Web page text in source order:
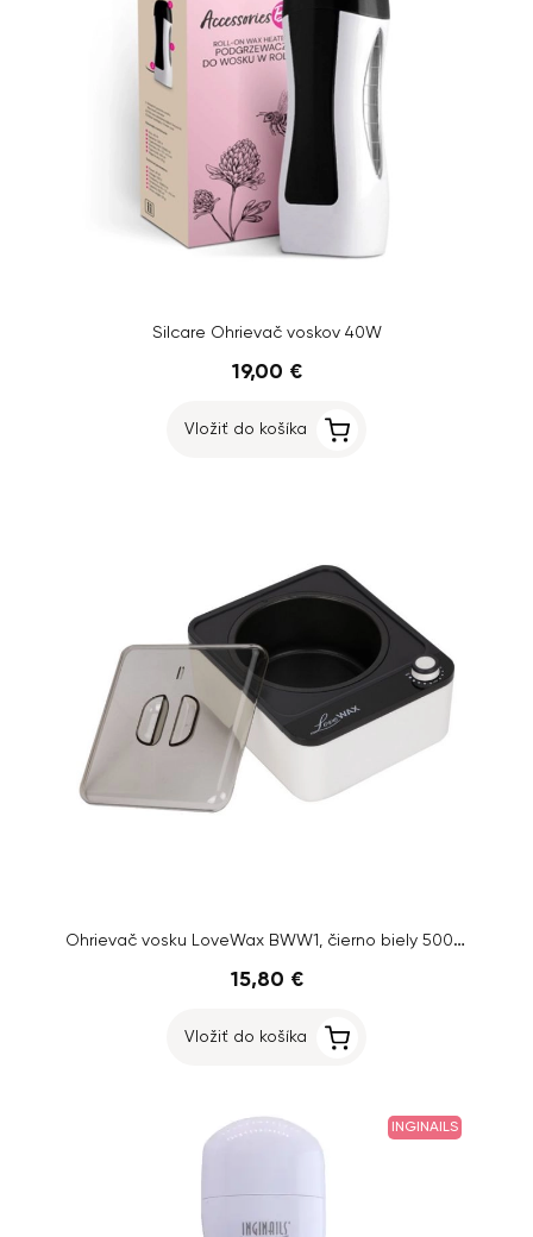
Silcare Ohrievač voskov 40W
19,00 €
Vložiť do košíka
Ohrievač vosku LoveWax BWW1, čierno biely 500ml
15,80 €
Vložiť do košíka
INGINAILS